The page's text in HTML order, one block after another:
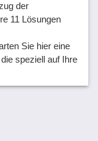
der
11 Lösungen
Sie hier eine
speziell auf Ihre